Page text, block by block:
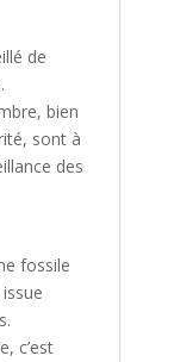
de
bien
sont à
des
fossile
c’est